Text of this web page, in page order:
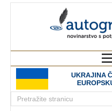
UKRAJINA